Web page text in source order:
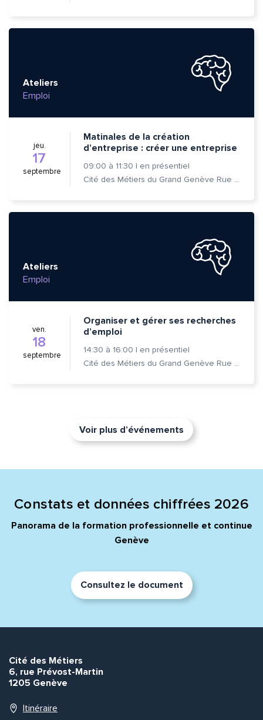
Ateliers
Emploi
jeu.
17
septembre
Matinales de la création
d’entreprise : créer une entreprise
09:00 à 11:30 | en présentiel
Cité des Métiers du Grand Genève Rue Prévost-Martin 6 1205 Genève
Ateliers
Emploi
ven.
18
septembre
Organiser et gérer ses recherches
d’emploi
14:30 à 16:00 | en présentiel
Cité des Métiers du Grand Genève Rue Prévost-Martin 6 1205 Genève
Voir plus d’événements
Constats et données chiffrées 2026
Panorama de la formation professionnelle et continue
Genève
Consultez le document
Cité des Métiers
6, rue Prévost-Martin
1205 Genève
Itinéraire